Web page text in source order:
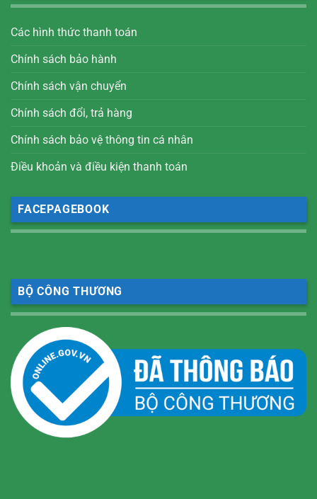
Các hình thức thanh toán
Chính sách bảo hành
Chính sách vận chuyển
Chính sách đổi, trả hàng
Chính sách bảo vệ thông tin cá nhân
Điều khoản và điều kiện thanh toán
FACEPAGEBOOK
BỘ CÔNG THƯƠNG